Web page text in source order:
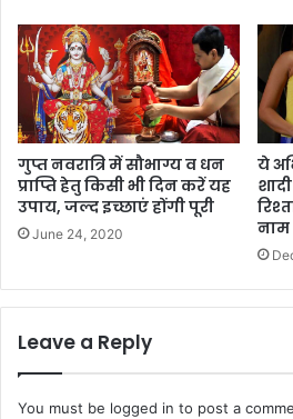
गुप्त नवरात्रि में सौभाग्य व धन
प्राप्ति हेतु किसी भी दिन करें यह
उपाय, जल्द इच्छाएं होंगी पूरी
June 24, 2020
ये
नाम
Leave a Reply
You must be logged in to post a